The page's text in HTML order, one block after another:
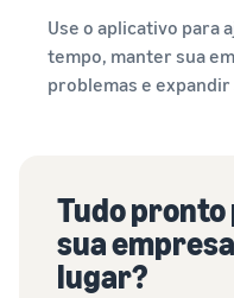
Use o aplicativo para
tempo, manter sua
problemas e
Tudo
sua
lugar?